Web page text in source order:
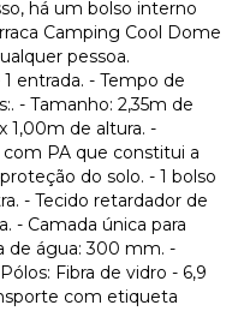
há um bolso interno
Camping Cool Dome
pessoa.
entrada. - Tempo de
- Tamanho: 2,35m de
1,00m de altura. -
PA que constitui a
do solo. - 1 bolso
- Tecido retardador de
- Camada única para
de água: 300 mm. -
Fibra de vidro - 6,9
com etiqueta